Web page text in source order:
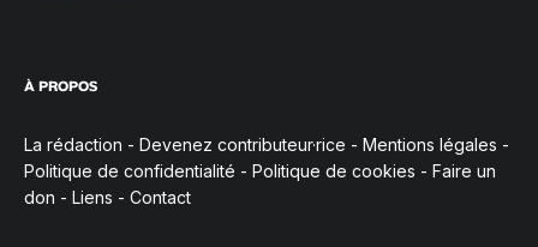
À PROPOS
La rédaction - Devenez contributeur·rice - Mentions légales -
Politique de confidentialité - Politique de cookies - Faire un
don - Liens - Contact